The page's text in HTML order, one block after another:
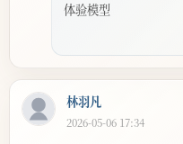
体验模型
林羽凡
2026-05-06 17:34